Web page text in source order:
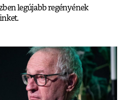
legújabb regényének